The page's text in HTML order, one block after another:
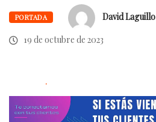
PORTADA
David Laguillo
19 de octubre de 2023
.